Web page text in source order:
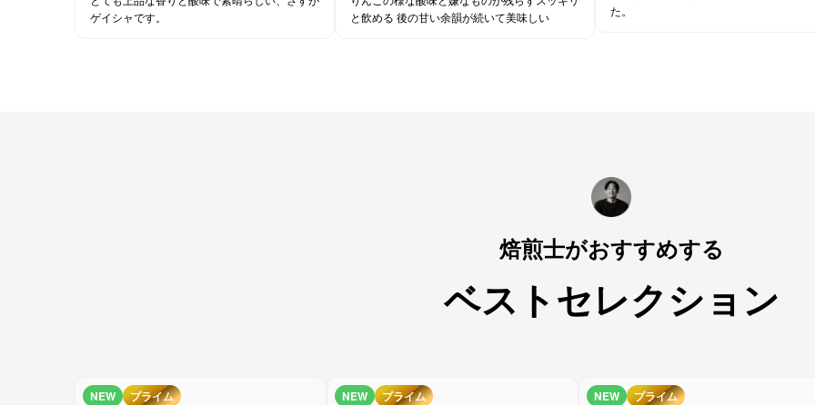
ゲイシャです。
と飲める 後の甘い余韻が続いて美味しい
た。
焙煎士がおすすめする
ベストセレクション
NEW プライム NEW プライム NEW プライム